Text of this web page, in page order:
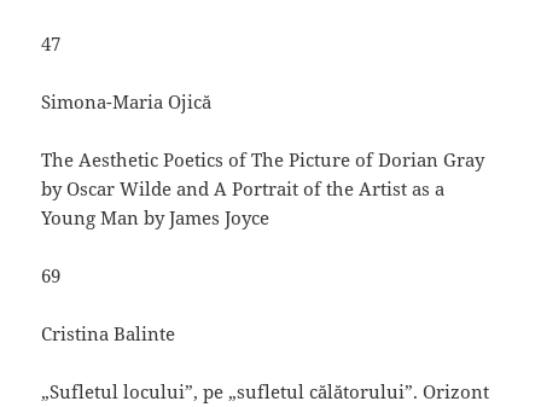
47
Simona-Maria Ojică
The Aesthetic Poetics of The Picture of Dorian Gray
by Oscar Wilde and A Portrait of the Artist as a
Young Man by James Joyce
69
Cristina Balinte
„Sufletul locului”, pe „sufletul călătorului”. Orizont